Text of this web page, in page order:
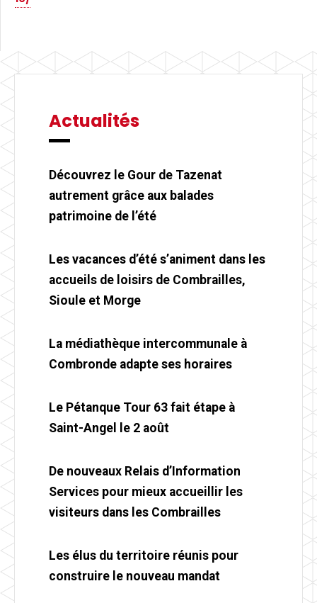
Actualités
Découvrez le Gour de Tazenat
autrement grâce aux balades
patrimoine de l’été
Les vacances d’été s’animent dans les
accueils de loisirs de Combrailles,
Sioule et Morge
La médiathèque intercommunale à
Combronde adapte ses horaires
Le Pétanque Tour 63 fait étape à
Saint-Angel le 2 août
De nouveaux Relais d’Information
Services pour mieux accueillir les
visiteurs dans les Combrailles
Les élus du territoire réunis pour
construire le nouveau mandat